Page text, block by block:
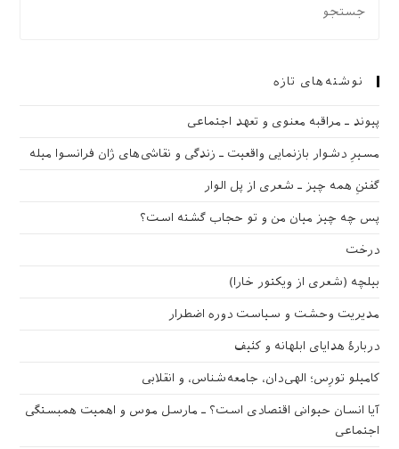
نوشته‌های تازه
پیوند ـ مراقبه‌ معنوی و تعهد اجتماعی
مسیرِ دشوار بازنمایی واقعیت ـ زندگی و نقاشی‌های ژان فرانسوا میله
گفتنِ همه چیز ـ شعری از پل الوار
پس چه چیز میان من و تو حجاب گشته است؟
درخت
بیلچه (شعری از ویکتور خارا)
مدیریت وحشت و سیاست دوره اضطرار
دربارهٔ هدایای ابلهانه و کثیف
کامیلو تورِس؛ الهی‌دان، جامعه‌شناس، و انقلابی
آیا انسان حیوانی اقتصادی است؟ ـ مارسل موس و اهمیت همبستگی
اجتماعی